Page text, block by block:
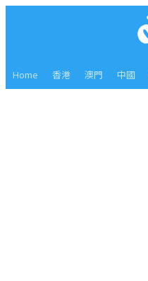
Home 香港 澳門 中國